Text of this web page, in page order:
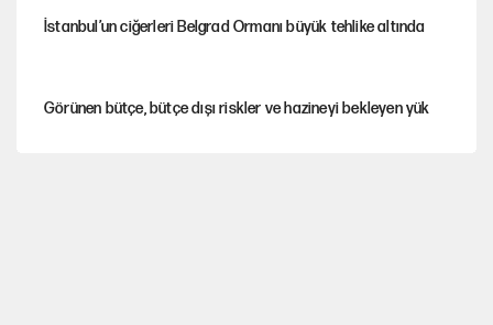
İstanbul’un ciğerleri Belgrad Ormanı büyük tehlike altında
Görünen bütçe, bütçe dışı riskler ve hazineyi bekleyen yük